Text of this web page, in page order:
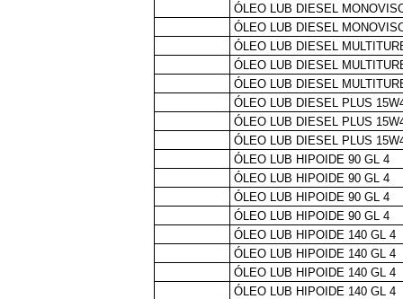
ÓLEO LUB DIESEL
ÓLEO LUB DIESEL
ÓLEO LUB DIESEL
ÓLEO LUB DIESEL
ÓLEO LUB DIESEL
ÓLEO LUB DIESEL PLUS
ÓLEO LUB DIESEL PLUS
ÓLEO LUB DIESEL PLUS
ÓLEO LUB HIPOIDE 90 GL 4
ÓLEO LUB HIPOIDE 90 GL 4
ÓLEO LUB HIPOIDE 90 GL 4
ÓLEO LUB HIPOIDE 90 GL 4
ÓLEO LUB HIPOIDE 140 GL 4
ÓLEO LUB HIPOIDE 140 GL 4
ÓLEO LUB HIPOIDE 140 GL 4
ÓLEO LUB HIPOIDE 140 GL 4